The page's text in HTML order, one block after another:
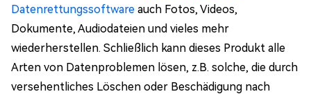
Datenrettungssoftware auch Fotos, Videos,
Dokumente, Audiodateien und vieles mehr
wiederherstellen. Schließlich kann dieses Produkt alle
Arten von Datenproblemen lösen, z.B. solche, die durch
versehentliches Löschen oder Beschädigung nach